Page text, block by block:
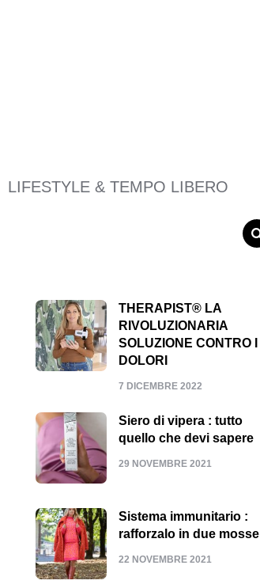
LIFESTYLE & TEMPO LIBERO
THERAPIST® LA
RIVOLUZIONARIA
SOLUZIONE CONTRO I
DOLORI
7 DICEMBRE 2022
Siero di vipera : tutto
quello che devi sapere
29 NOVEMBRE 2021
Sistema immunitario :
rafforzalo in due mosse
22 NOVEMBRE 2021